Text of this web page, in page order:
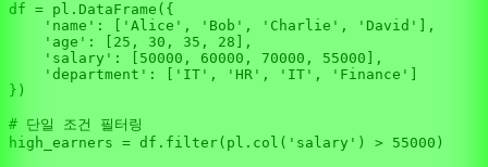
df = pl.DataFrame({
'name' : [ 'Alice' , 'Bob' , 'Charlie' , 'David'
],
'age' : [ 25 , 30 , 35 , 28 ],
'salary' : [ 50000 , 60000 , 70000 , 55000 ],
'department' : [ 'IT' , 'HR' , 'IT' , 'Finance'
})
# 단일 조건 필터링
high_earners = df. filter(pl.col( 'salary' ) > 55000 )